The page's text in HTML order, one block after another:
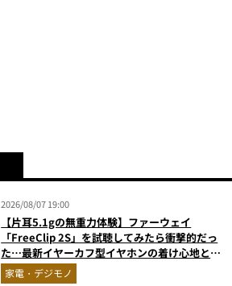
2026/08/07 19:00
【片耳5.1gの無重力体験】ファーウェイ
「FreeClip 2S」を試聴してみたら衝撃的だっ
た…最新イヤーカフ型イヤホンの着け心地とAI
技術に感動
家電・デジモノ